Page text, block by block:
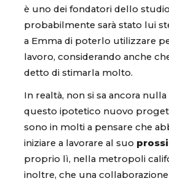
è uno dei fondatori dello
probabilmente sarà stato lui
a Emma di poterlo utilizzare
lavoro, considerando anche
detto di stimarla molto.
In realtà, non si sa ancora
questo ipotetico nuovo
sono in molti a pensare che
iniziare a lavorare al suo
proprio lì, nella metropoli
inoltre, che una